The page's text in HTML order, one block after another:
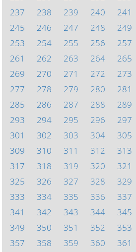
237
238 239 240 241
245
246 247 248 249
253
254 255 256 257
261
262 263 264 265
269
270 271 272 273
277
278 279 280 281
285
286 287 288 289
293
294 295 296 297
301
302 303 304 305
309
310 311 312 313
317
318 319 320 321
325
326 327 328 329
333
334 335 336 337
341
342 343 344 345
349
350 351 352 353
357
358 359 360 361